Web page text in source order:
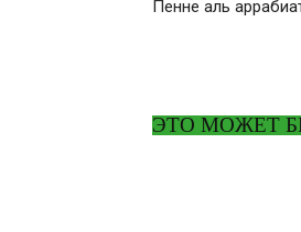
Пенне аль
ЭТО МОЖЕТ